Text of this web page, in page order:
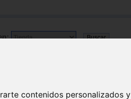
contenidos personalizados y